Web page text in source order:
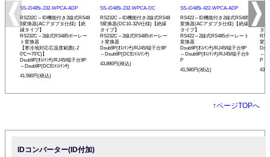
SS-iD485i-232-WPCA-ADP
RS232C⇔ID機能付き2線式RS48
5変換器(ACアダプタ仕様)【絶
縁タイプ】
RS232C⇔2線式RS485ボーレー
ト変換器
【寒冷地対応広温度範囲(-2
0℃〜70℃)】
Dsub9P(ｵｽ/ｲﾝﾁ)/RJ45/端子台9P
⇔Dsub9P(DCE/ﾒｽ/ｲﾝﾁ)
41,580円(税込)
SS-iD485i-232-WPCA-DC
RS232C⇔ID機能付き2線式RS48
5変換器(DC10-32V仕様)【絶縁
タイプ】
RS232C⇔2線式RS485ボーレー
ト変換器
Dsub9P(ｵｽ/ｲﾝﾁ)/RJ45/端子台9P
⇔Dsub9P(DCE/ﾒｽ/ｲﾝﾁ)
43,890円(税込)
SS-iD485i-422-WPCA-ADP
RS422⇔ID機能付き2線式RS485
変換器(ACアダプタ仕様)【絶縁
タイプ】
RS422⇔2線式RS485ボーレート
変換器
Dsub9P(ｵｽ/ｲﾝﾁ)/RJ45/端子台9P
⇔Dsub9P(ｵｽ/ｲﾝﾁ)/RJ45/端子台9
P
41,580円(税込)
タ
変
P
↑ページTOPへ
IDコンバーター(ID付加)